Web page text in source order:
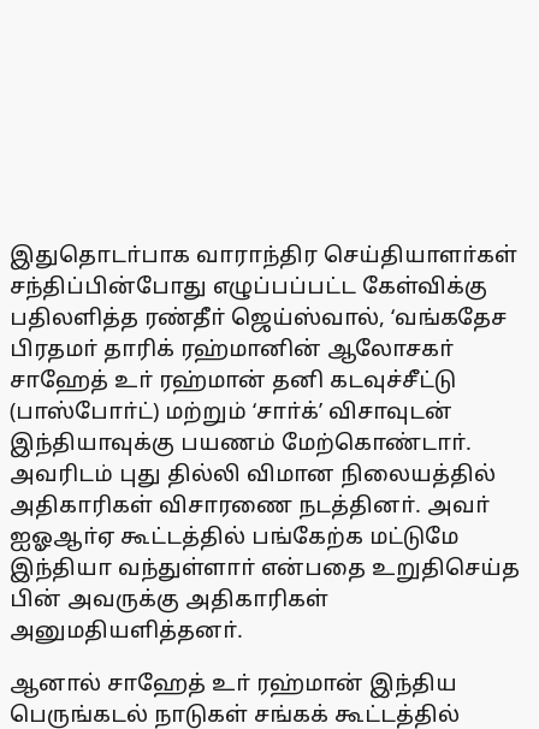
இதுதொடா்பாக வாராந்திர செய்தியாளா்கள்
சந்திப்பின்போது எழுப்பப்பட்ட கேள்விக்கு
பதிலளித்த ரண்தீா் ஜெய்ஸ்வால், ‘வங்கதேச
பிரதமா் தாரிக் ரஹ்மானின் ஆலோசகா்
சாஹேத் உா் ரஹ்மான் தனி கடவுச்சீட்டு
(பாஸ்போா்ட்) மற்றும் ‘சாா்க்’ விசாவுடன்
இந்தியாவுக்கு பயணம் மேற்கொண்டாா்.
அவரிடம் புது தில்லி விமான நிலையத்தில்
அதிகாரிகள் விசாரணை நடத்தினா். அவா்
ஐஓஆா்ஏ கூட்டத்தில் பங்கேற்க மட்டுமே
இந்தியா வந்துள்ளாா் என்பதை உறுதிசெய்த
பின் அவருக்கு அதிகாரிகள்
அனுமதியளித்தனா்.
ஆனால் சாஹேத் உா் ரஹ்மான் இந்திய
பெருங்கடல் நாடுகள் சங்கக் கூட்டத்தில்